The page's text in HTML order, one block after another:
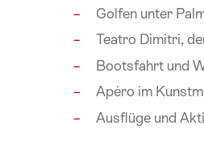
Golfen unter
Teatro Dimitri,
Bootsfahrt und
Apéro im
Ausflüge und